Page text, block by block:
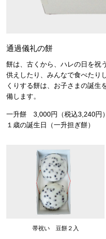
通過儀礼の餅
餅は、古くから、ハレの日を祝
供えしたり、みんなで食べたり
くりする餅は、お子さまの誕生
備します。
一升餅 3,000円（税込3,240円）
１歳の誕生日（一升担ぎ餅）
帯祝い 豆餅２入